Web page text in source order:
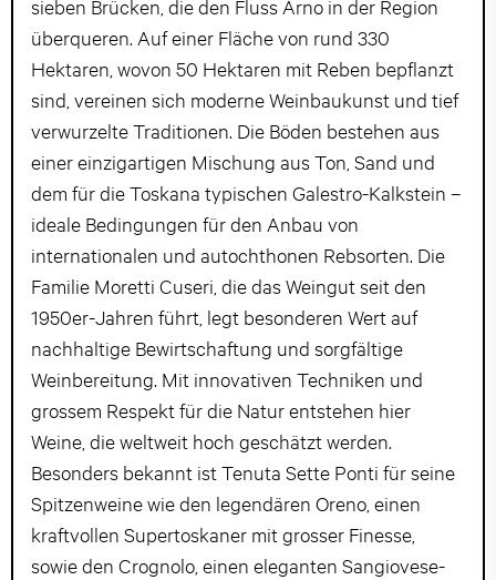
sieben Brücken, die den Fluss Arno in der Region
überqueren. Auf einer Fläche von rund 330
Hektaren, wovon 50 Hektaren mit Reben bepflanzt
sind, vereinen sich moderne Weinbaukunst und tief
verwurzelte Traditionen. Die Böden bestehen aus
einer einzigartigen Mischung aus Ton, Sand und
dem für die Toskana typischen Galestro-Kalkstein –
ideale Bedingungen für den Anbau von
internationalen und autochthonen Rebsorten. Die
Familie Moretti Cuseri, die das Weingut seit den
1950er-Jahren führt, legt besonderen Wert auf
nachhaltige Bewirtschaftung und sorgfältige
Weinbereitung. Mit innovativen Techniken und
grossem Respekt für die Natur entstehen hier
Weine, die weltweit hoch geschätzt werden.
Besonders bekannt ist Tenuta Sette Ponti für seine
Spitzenweine wie den legendären Oreno, einen
kraftvollen Supertoskaner mit grosser Finesse,
sowie den Crognolo, einen eleganten Sangiovese-